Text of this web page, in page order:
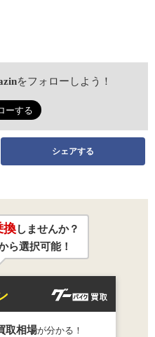
をフォローしよう！
シェアする
換しませんか？
ら選択可能！
取相場が分かる！